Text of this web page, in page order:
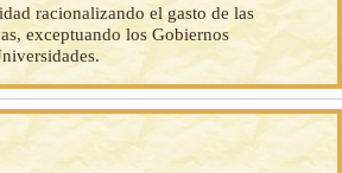
racionalizando el gasto de las
exceptuando los Gobiernos